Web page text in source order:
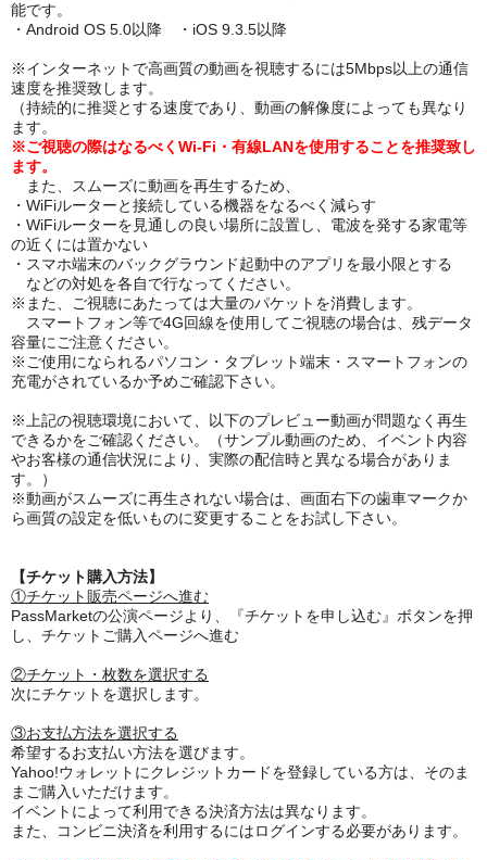
能です。
・Android OS 5.0以降 ・iOS 9.3.5以降
※インターネットで高画質の動画を視聴するには5Mbps以上の通信
速度を推奨致します。
（持続的に推奨とする速度であり、動画の解像度によっても異なり
ます。
※ご視聴の際はなるべくWi-Fi・有線LANを使用することを推奨致し
ます。
また、スムーズに動画を再生するため、
・WiFiルーターと接続している機器をなるべく減らす
・WiFiルーターを見通しの良い場所に設置し、電波を発する家電等
の近くには置かない
・スマホ端末のバックグラウンド起動中のアプリを最小限とする
などの対処を各自で行なってください。
※また、ご視聴にあたっては大量のパケットを消費します。
スマートフォン等で4G回線を使用してご視聴の場合は、残データ
容量にご注意ください。
※ご使用になられるパソコン・タブレット端末・スマートフォンの
充電がされているか予めご確認下さい。
※上記の視聴環境において、以下のプレビュー動画が問題なく再生
できるかをご確認ください。（サンプル動画のため、イベント内容
やお客様の通信状況により、実際の配信時と異なる場合がありま
す。）
※動画がスムーズに再生されない場合は、画面右下の歯車マークか
ら画質の設定を低いものに変更することをお試し下さい。
【チケット購入方法】
①チケット販売ページへ進む
PassMarketの公演ページより、『チケットを申し込む』ボタンを押
し、チケットご購入ページへ進む
②チケット・枚数を選択する
次にチケットを選択します。
③お支払方法を選択する
希望するお支払い方法を選びます。
Yahoo!ウォレットにクレジットカードを登録している方は、そのま
まご購入いただけます。
イベントによって利用できる決済方法は異なります。
また、コンビニ決済を利用するにはログインする必要があります。